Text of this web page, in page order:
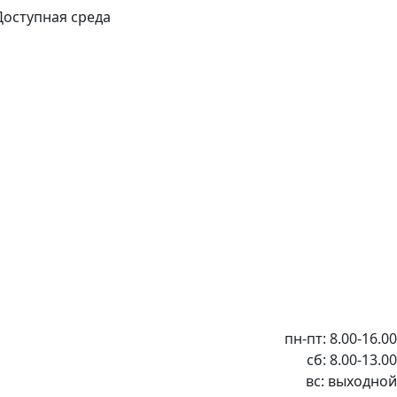
среда
пн-пт: 8.00-16.00
сб: 8.00-13.00
вс: выходной